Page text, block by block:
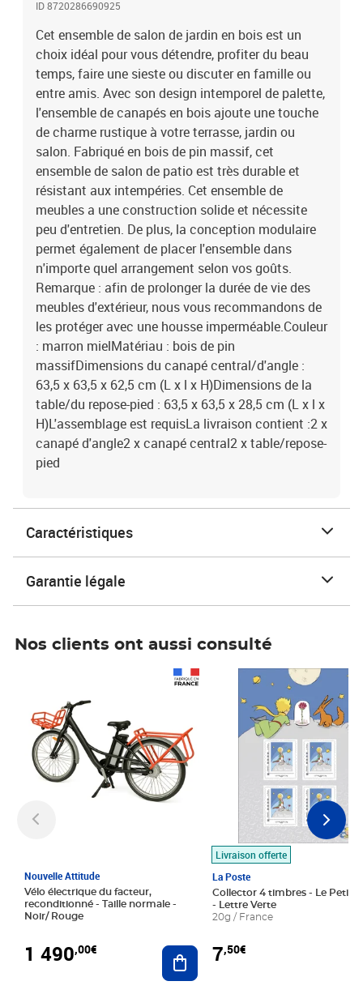
table/du repose-pied : 63,5 x 63,5 x 28,5 cm (L x l x H)L'assemblage
est requisLa livraison contient :2 x canapé d'angle2 x canapé
central2 x table/repose-pied
ID 8720286690925
Cet ensemble de salon de jardin en bois est un
choix idéal pour vous détendre, profiter du beau
temps, faire une sieste ou discuter en famille ou
entre amis. Avec son design intemporel de palette,
l'ensemble de canapés en bois ajoute une touche
de charme rustique à votre terrasse, jardin ou
salon. Fabriqué en bois de pin massif, cet
ensemble de salon de patio est très durable et
résistant aux intempéries. Cet ensemble de
meubles a une construction solide et nécessite
peu d'entretien. De plus, la conception modulaire
permet également de placer l'ensemble dans
n'importe quel arrangement selon vos goûts.
Remarque : afin de prolonger la durée de vie des
meubles d'extérieur, nous vous recommandons de
les protéger avec une housse imperméable.Couleur
: marron mielMatériau : bois de pin
massifDimensions du canapé central/d'angle :
63,5 x 63,5 x 62,5 cm (L x l x H)Dimensions de la
table/du repose-pied : 63,5 x 63,5 x 28,5 cm (L x l x
H)L'assemblage est requisLa livraison contient :2 x
canapé d'angle2 x canapé central2 x table/repose-
pied
Caractéristiques
Garantie légale
Nos clients ont aussi consulté
Nouvelle Attitude
Vélo électrique du facteur,
reconditionné - Taille normale -
Noir/ Rouge
1 490,00€ Ajouter au panier
Livraison offerte
La Poste
Collector 4 timbres - Le Petit
- Lettre Verte
20g / France
7,50€
Prix 7,50€